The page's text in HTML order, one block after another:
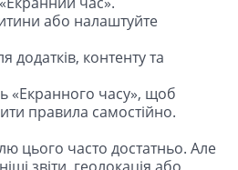
або налаштуйте
додатків, контенту та
«Екранного часу», щоб
правила самостійно.
цього часто достатньо. Але